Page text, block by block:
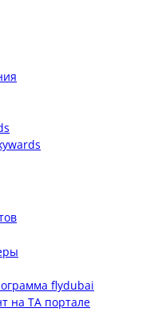
flydubai
на TA портале